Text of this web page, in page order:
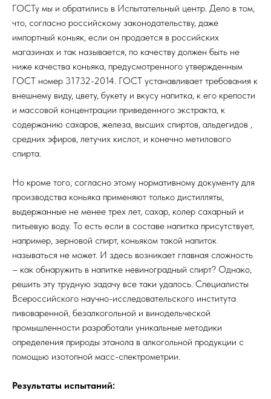
ГОСТу мы и обратились в Испытательный центр. Дело в том,
что, согласно российскому законодательству, даже
импортный коньяк, если он продается в российских
магазинах и так называется, по качеству должен быть не
ниже качества коньяка, предусмотренного утвержденным
ГОСТ номер 31732-2014. ГОСТ устанавливает требования к
внешнему виду, цвету, букету и вкусу напитка, к его крепости
и массовой концентрации приведенного экстракта, к
содержанию сахаров, железа, высших спиртов, альдегидов ,
средних эфиров, летучих кислот, и конечно метилового
спирта.
Но кроме того, согласно этому нормативному документу для
производства коньяка применяют только дистилляты,
выдержанные не менее трех лет, сахар, колер сахарный и
питьевую воду. То есть если в составе напитка присутствует,
например, зерновой спирт, коньяком такой напиток
называться не может. И здесь возникает главная сложность
– как обнаружить в напитке невиноградный спирт? Однако,
решить эту трудную задачу все таки удалось. Специалисты
Всероссийского научно-исследовательского института
пивоваренной, безалкогольной и винодельческой
промышленности разработали уникальные методики
определения природы этанола в алкогольной продукции с
помощью изотопной масс-спектрометрии.
Результаты испытаний: